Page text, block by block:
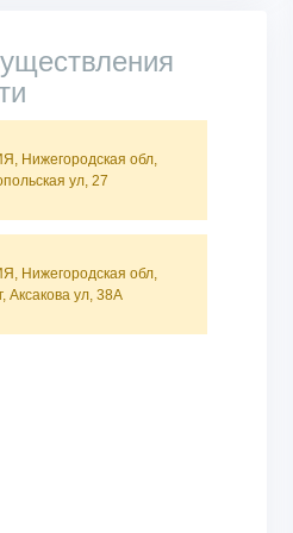
Нижегородская обл,
ул, 27
Нижегородская обл,
Аксакова ул, 38А